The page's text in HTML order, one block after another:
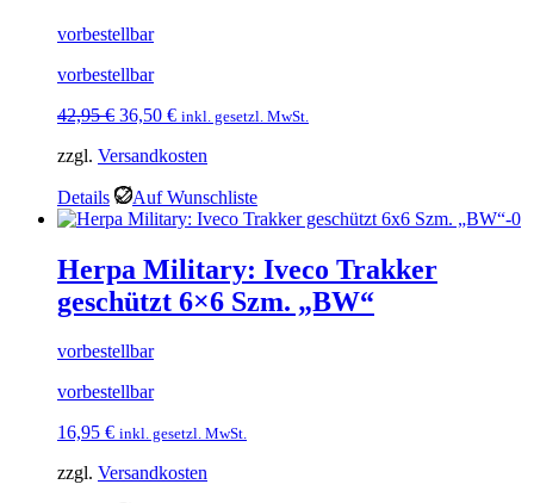
vorbestellbar
vorbestellbar
42,95€ Ursprünglicher
war:
36,50 €Aktueller
ist:
inkl. gesetzl. MwSt.
zzgl. Versandkosten
Details Auf Wunschliste
Herpa Military: Iveco Trakker
geschützt 6×6 Szm. „BW“
vorbestellbar
vorbestellbar
16,95 € inkl. gesetzl. MwSt.
zzgl. Versandkosten